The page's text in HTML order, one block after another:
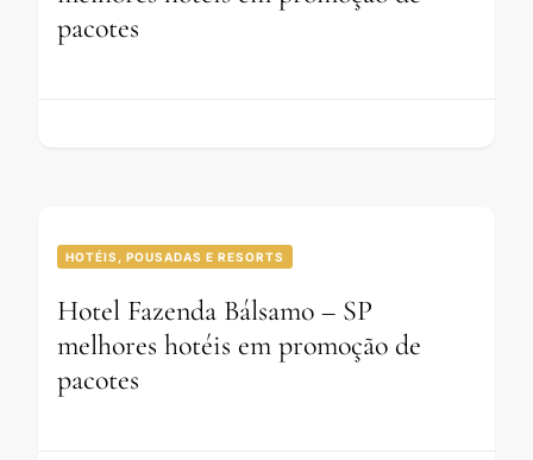
pacotes
HOTÉIS, POUSADAS E RESORTS
Hotel Fazenda Bálsamo – SP
melhores hotéis em promoção de
pacotes